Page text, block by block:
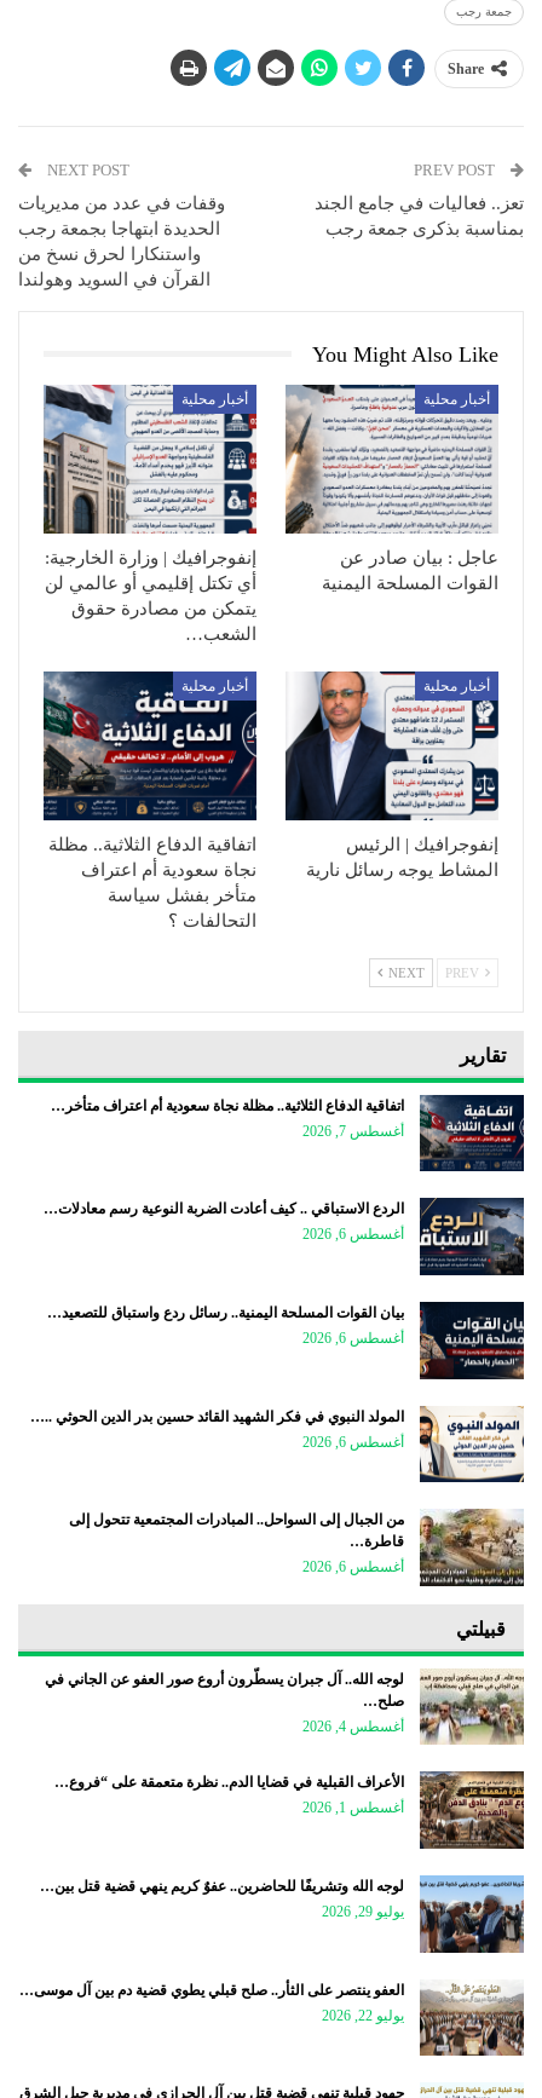
جمعة رجب
Share
تعز.. فعاليات في جامع الجند
بمناسبة بذكرى جمعة رجب
NEXT POST
وقفات في عدد من مديريات
الحديدة ابتهاجا بجمعة رجب
واستنكارا لحرق نسخ من
القرآن في السويد وهولندا
You Might Also Like
أخبار محلية
عاجل : بيان صادر عن
القوات المسلحة اليمنية
أخبار محلية
إنفوجرافيك | وزارة الخارجية:
أي تكتل إقليمي أو عالمي لن
يتمكن من مصادرة حقوق
الشعب…
أخبار محلية
إنفوجرافيك | الرئيس
المشاط يوجه رسائل نارية
أخبار محلية
اتفاقية الدفاع الثلاثية.. مظلة
نجاة سعودية أم اعتراف
متأخر بفشل سياسة
التحالفات ؟
NEXT
تقارير
اتفاقية الدفاع الثلاثية.. مظلة نجاة سعودية أم اعتراف متأخر…
أغسطس 7, 2026
الردع الاستباقي .. كيف أعادت الضربة النوعية رسم معادلات…
أغسطس 6, 2026
بيان القوات المسلحة اليمنية.. رسائل ردع واستباق للتصعيد…
أغسطس 6, 2026
المولد النبوي في فكر الشهيد القائد حسين بدر الدين الحوثي ..…
أغسطس 6, 2026
من الجبال إلى السواحل.. المبادرات المجتمعية تتحول إلى
قاطرة…
أغسطس 6, 2026
قبيلتي
لوجه الله.. آل جبران يسطّرون أروع صور العفو عن الجاني في
صلح…
أغسطس 4, 2026
الأعراف القبلية في قضايا الدم.. نظرة متعمقة على “فروع…
أغسطس 1, 2026
لوجه الله وتشريفًا للحاضرين.. عفوٌ كريم ينهي قضية قتل بين…
يوليو 29, 2026
العفو ينتصر على الثأر.. صلح قبلي يطوي قضية دم بين آل موسى…
يوليو 22, 2026
جهود قبلية تنهي قضية قتل بين آل الحرازي في مديرية جبل الشرق